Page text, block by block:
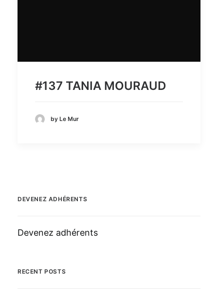
#137 TANIA MOURAUD
by Le Mur
DEVENEZ ADHÉRENTS
Devenez adhérents
RECENT POSTS